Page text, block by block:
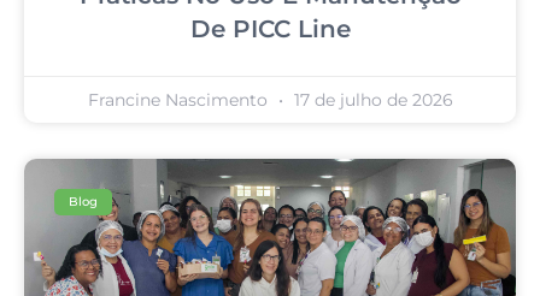
De PICC Line
Francine Nascimento 17 de julho de 2026
Blog